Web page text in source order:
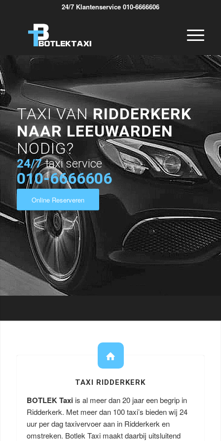
24/7 Klantenservice 010-6666606
TAXI VANRIDDERKERK
NAAR LEEUWARDEN
NODIG?
24/7 taxi service
010-6666606
Online Reserveren
TAXI RIDDERKERK
BOTLEK Taxi is al meer dan 20 jaar een begrip in
Ridderkerk. Met meer dan 100 taxi’s bieden wij 24
uur per dag taxivervoer aan in Ridderkerk en
omstreken. Botlek Taxi maakt daarbij uitsluitend